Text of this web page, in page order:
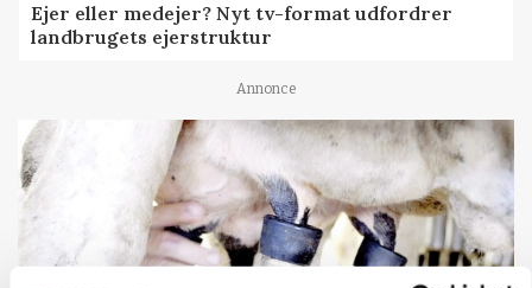
Ejer eller medejer? Nyt tv-format udfordrer
landbrugets ejerstruktur
Annonce